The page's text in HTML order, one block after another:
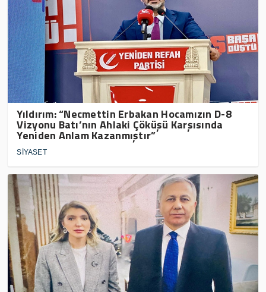
Yıldırım: “Necmettin Erbakan Hocamızın D-8
Vizyonu Batı’nın Ahlaki Çöküşü Karşısında
Yeniden Anlam Kazanmıştır”
SİYASET